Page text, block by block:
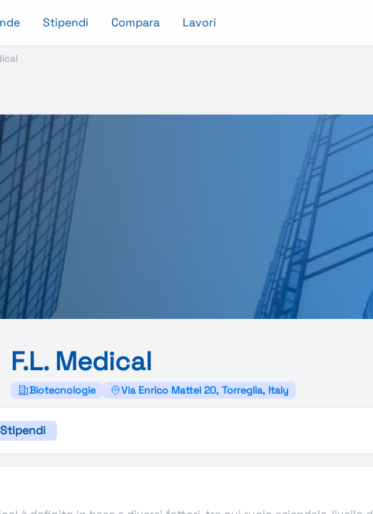
Stipendi Compara Lavori
F.L. Medical
Biotecnologie Via Enrico Mattei 20, Torreglia, Italy
Stipendi